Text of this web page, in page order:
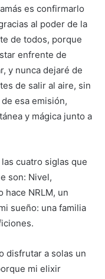
es confirmarlo
al poder de la
de todos, porque
enfrente de
y nunca dejaré de
de salir al aire, sin
esa emisión,
y mágica junto a
cuatro siglas que
son: Nivel,
hace NRLM, un
sueño: una familia
disfrutar a solas un
mi elixir